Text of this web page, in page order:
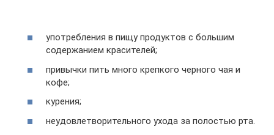
употребления в пищу продуктов с большим
содержанием красителей;
привычки пить много крепкого черного чая и
кофе;
курения;
неудовлетворительного ухода за полостью рта.